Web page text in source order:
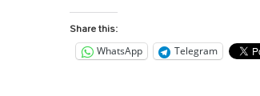
Share this:
WhatsApp Telegram